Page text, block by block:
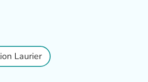
Laurier